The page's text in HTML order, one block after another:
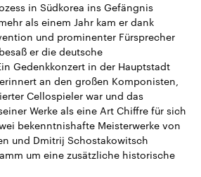
in Südkorea ins Gefängnis
als einem Jahr kam er dank
und prominenter Fürsprecher
er die deutsche
Gedenkkonzert in der Hauptstadt
an den großen Komponisten,
Cellospieler war und das
Werke als eine Art Chiffre für sich
bekenntnishafte Meisterwerke von
und Dmitrij Schostakowitsch
um eine zusätzliche historische